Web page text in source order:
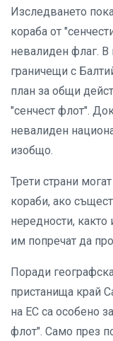
Изследването
кораба от
невалиден флаг. В
граничещи с
план за общи
"сенчест флот".
невалиден
изобщо.
Трети страни
кораби, ако
нередности,
им попречат да
Поради
пристанища край
на ЕС са особено
флот". Само през